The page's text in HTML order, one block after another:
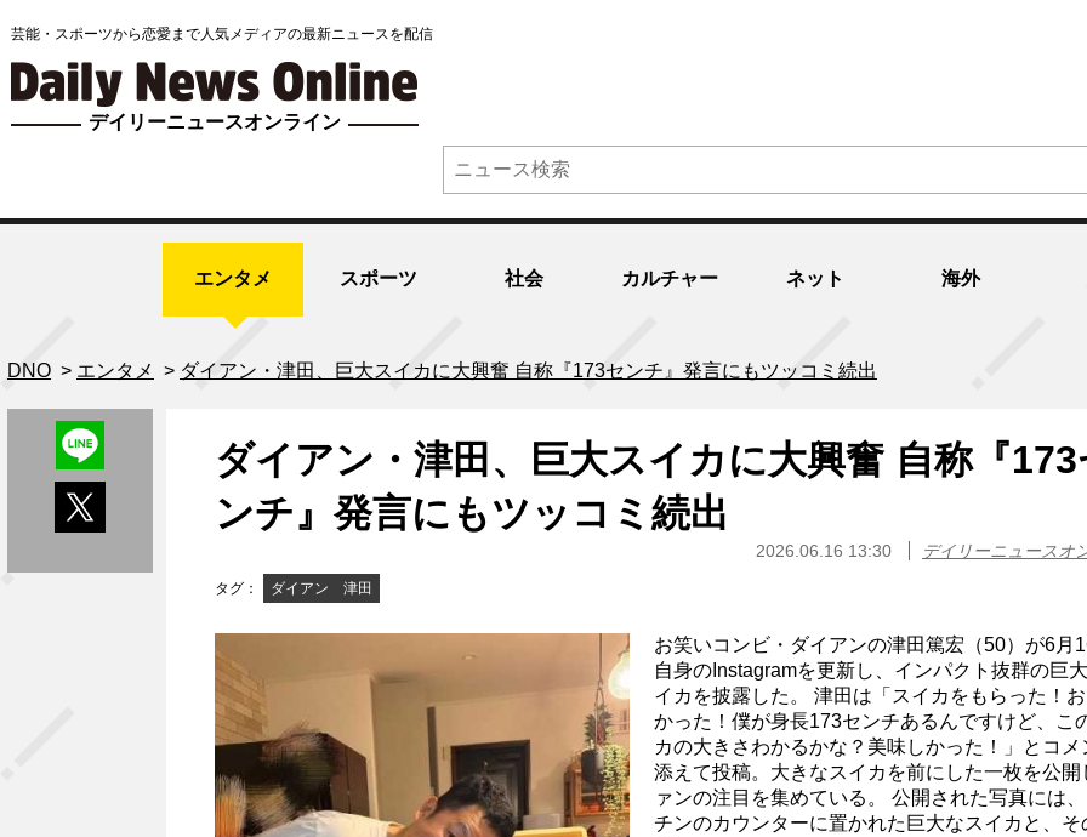
芸能・スポーツから恋愛まで人気メディアの最新ニュースを配信
デイリーニュースオンライン
エンタメ スポーツ 社会 カルチャー ネット 海外
DNO > エンタメ > ダイアン・津田、巨大スイカに大興奮 自称『173センチ』発言にもツッコミ続出
ダイアン・津田、巨大スイカに大興奮 自称『173
ンチ』発言にもツッコミ続出
2026.06.16 13:30 デイリーニュースオ
タグ： ダイアン 津田
お笑いコンビ・ダイアンの津田篤宏（50）が6月
自身のInstagramを更新し、インパクト抜群の巨
イカを披露した。 津田は「スイカをもらった！
かった！僕が身長173センチあるんですけど、こ
カの大きさわかるかな？美味しかった！」とコメ
添えて投稿。大きなスイカを前にした一枚を公開
ァンの注目を集めている。 公開された写真には
チンのカウンターに置かれた巨大なスイカと、そ